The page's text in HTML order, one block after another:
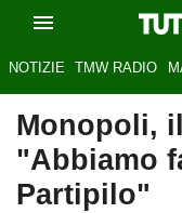
NOTIZIE TMW RADIO
Monopoli,
"Abbiamo
Partipilo"